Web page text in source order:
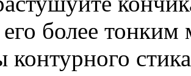
его более
контурного